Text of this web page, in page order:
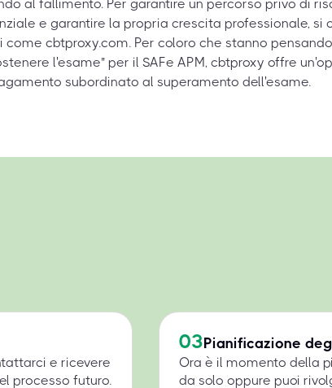
al fallimento. Per garantire un percorso privo di
e garantire la propria crescita professionale, si
come cbtproxy.com. Per coloro che stanno
l'esame" per il SAFe APM, cbtproxy offre
subordinato al superamento dell'esame.
e ricevere
processo futuro.
03Pianificazione
Ora è il momento della
da solo oppure puoi